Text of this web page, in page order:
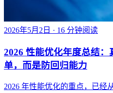
2026年5月2日 · 16 分钟阅读
2026 性能优化年度总结
单，而是防回归能力
2026 年性能优化的重点，已经